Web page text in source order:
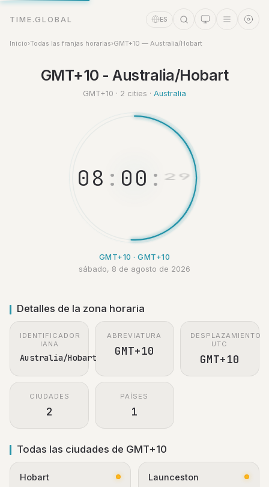
TIME.GLOBAL ES
Inicio›Todas las franjas horarias›GMT+10 — Australia/Hobart
GMT+10 - Australia/Hobart
GMT+10 · 2 cities · Australia
08 : 00 : 30
GMT+10 · GMT+10
sábado, 8 de agosto de 2026
Detalles de la zona horaria
IDENTIFICADOR
IANA
Australia/Hobart
ABREVIATURA
GMT+10
DESPLAZAMIENTO
UTC
GMT+10
CIUDADES
2
PAÍSES
1
Todas las ciudades de GMT+10
Hobart Launceston
Online